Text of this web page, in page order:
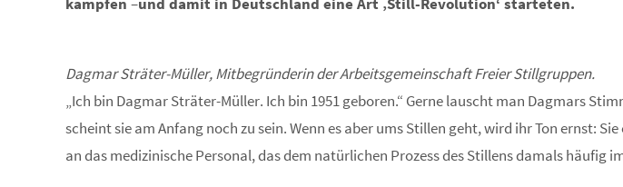
Dagmar Sträter-Müller, Mitbegründerin der Arbeitsgemeinschaft Freier Stillgruppen.
„Ich bin Dagmar Sträter-Müller. Ich bin 1951 geboren.“ Gerne lauscht man Dagmars
scheint sie am Anfang noch zu sein. Wenn es aber ums Stillen geht, wird ihr Ton ernst:
an das medizinische Personal, das dem natürlichen Prozess des Stillens damals häufig